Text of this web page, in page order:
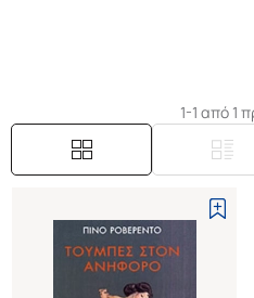
1-1 από 1